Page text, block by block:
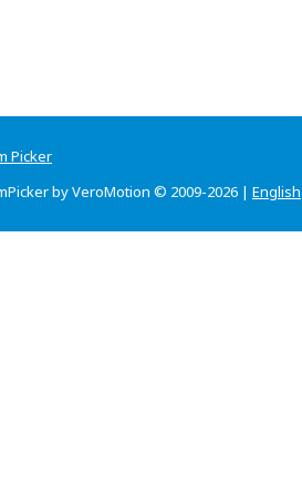
Picker
by VeroMotion © 2009-2026 | English